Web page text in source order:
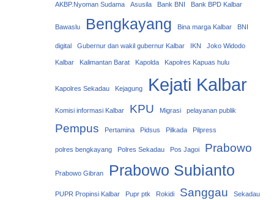
AKBP.Nyoman Sudama Asusila Bank BNI Bank BPD Kalbar
Bawaslu Bengkayang Bina marga Kalbar BNI
digital Gubernur dan wakil gubernur Kalbar IKN Joko Widodo
Kalbar Kalimantan Barat Kapolda Kapolres Kapuas hulu
Kapolres Sekadau Kejagung Kejati Kalbar
Komisi informasi Kalbar KPU Migrasi pelayanan publik
Pempus Pertamina Pidsus Pilkada Pilpress
polres bengkayang Polres Sekadau Pos Jagoi Prabowo
Prabowo Gibran Prabowo Subianto
PUPR Propinsi Kalbar Pupr ptk Rokidi Sanggau Sekadau